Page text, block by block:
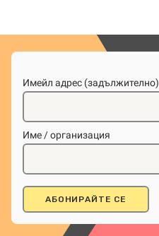
Имейл адрес (задължително)
Име / организация